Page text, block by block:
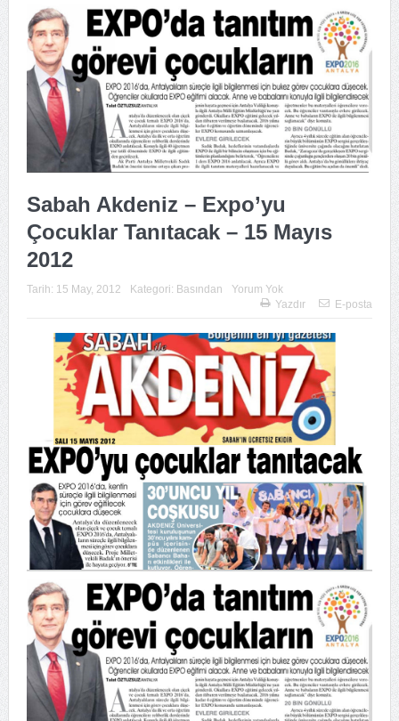
Sabah Akdeniz – Expo’yu
Çocuklar Tanıtacak – 15 Mayıs
2012
Tarih: 15 May, 2012 Kategori: Basından
Yorum Yok
Yazdır
E-posta